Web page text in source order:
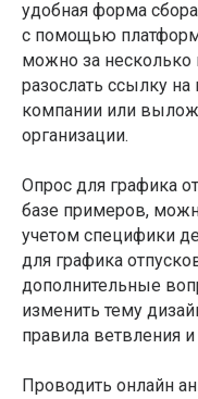
удобная форма
с помощью
можно за несколько
разослать ссылку
компании или
организации.
Опрос для графика
базе примеров,
учетом специфики
для графика
дополнительные
изменить тему
правила ветвления и
Проводить онлайн